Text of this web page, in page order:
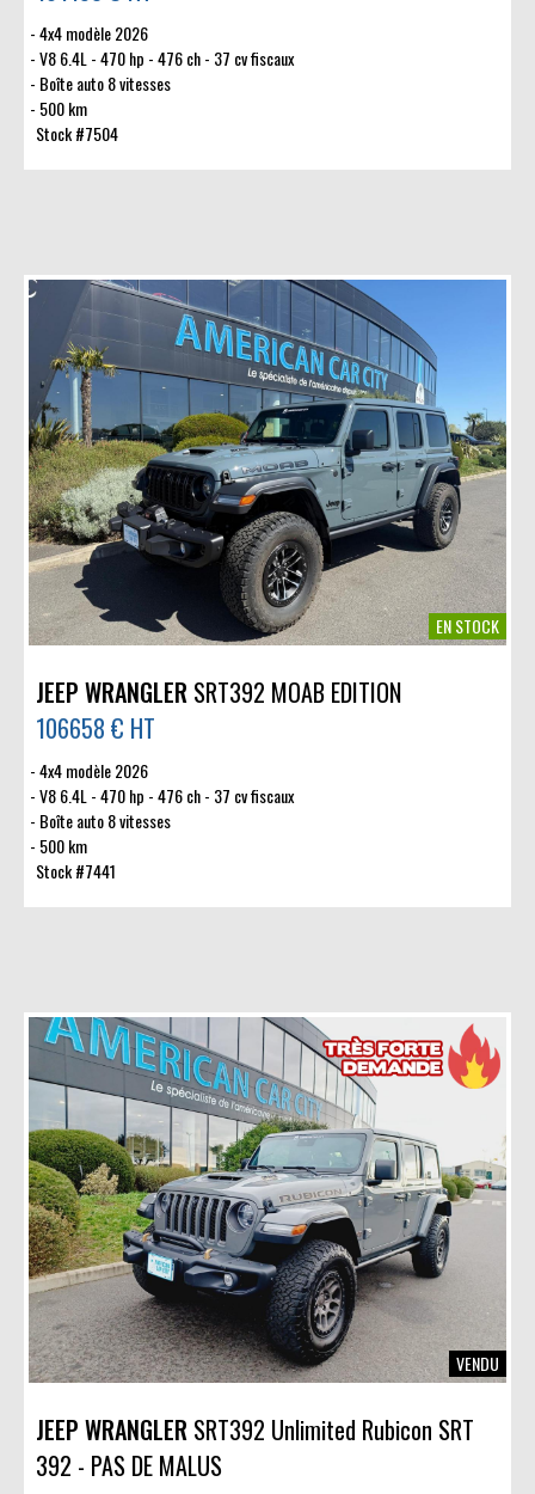
4x4 modèle 2026
V8 6.4L - 470 hp - 476 ch - 37 cv fiscaux
Boîte auto 8 vitesses
500 km
Stock #7504
EN STOCK
JEEP WRANGLER SRT392 MOAB EDITION
106658 € HT
4x4 modèle 2026
V8 6.4L - 470 hp - 476 ch - 37 cv fiscaux
Boîte auto 8 vitesses
500 km
Stock #7441
VENDU
JEEP WRANGLER SRT392 Unlimited Rubicon SRT
392 - PAS DE MALUS